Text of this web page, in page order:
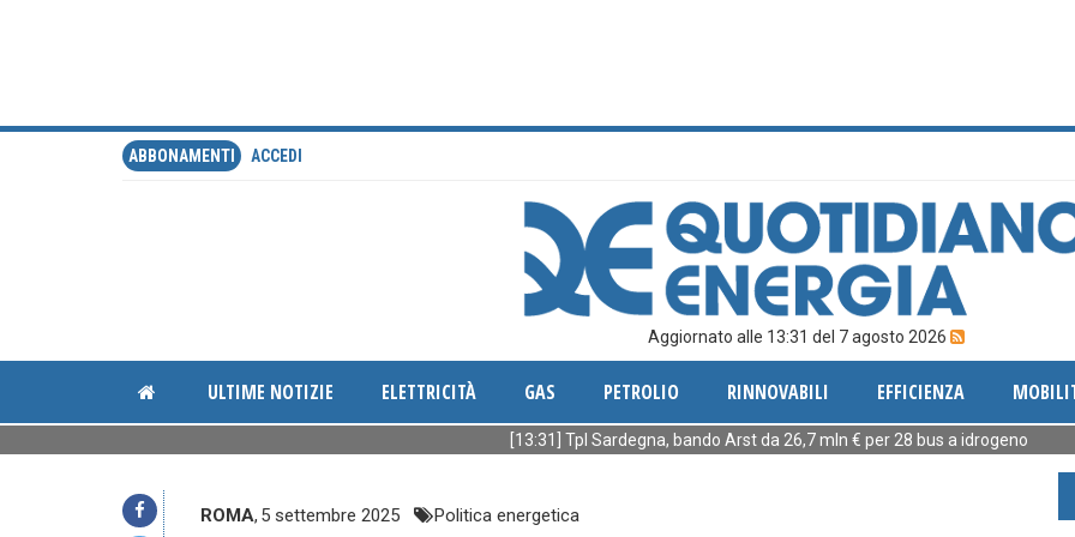
ABBONAMENTI ACCEDI
Aggiornato alle 13:31 del 7 agosto 2026
ULTIME NOTIZIE ELETTRICITÀ GAS PETROLIO RINNOVABILI EFFICIENZA
[13:31] Tpl Sardegna, bando Arst da 26,7 mln € per 28 bus a idrogeno [12:50]
ROMA, 5 settembre 2025 Politica energetica